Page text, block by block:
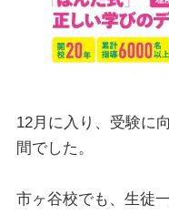
12月に入り、受験に
間でした。
市ヶ谷校でも、生徒